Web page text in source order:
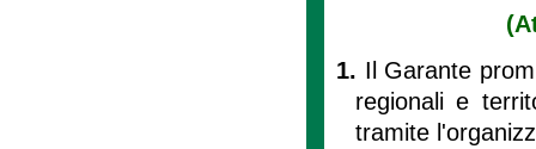
1. Il Garante
regionali e
tramite